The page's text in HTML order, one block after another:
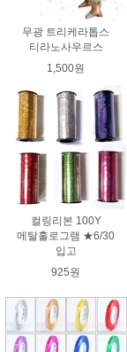
무광 트리케라톱스
티라노사우르스
1,500원
컬링리본 100Y
메탈홀로그램 ★6/30
입고
925원